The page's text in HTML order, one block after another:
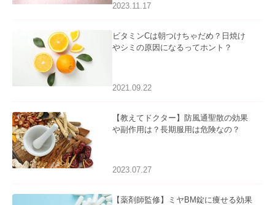
2023.11.17
ビタミンCは朝つけちゃだめ？日焼け
やシミの原因になるってホント？
2021.09.22
【教えてドクター】防風通聖散の効果
や副作用は？長期服用は危険なの？
2023.07.27
【薬剤師監修】ミヤBM錠に痩せる効果